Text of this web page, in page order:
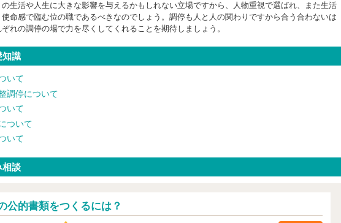
生活や人生に大きな影響を与えるかもしれない立場ですから、人物重視で選ばれ、また生活
命感で臨む位の職であるべきなのでしょう。調停も人と人の関わりですから合う合わないは
れの調停の場で力を尽くしてくれることを期待しましょう。
知識
いて
調停について
いて
ついて
いて
相談
公的書類をつくるには？